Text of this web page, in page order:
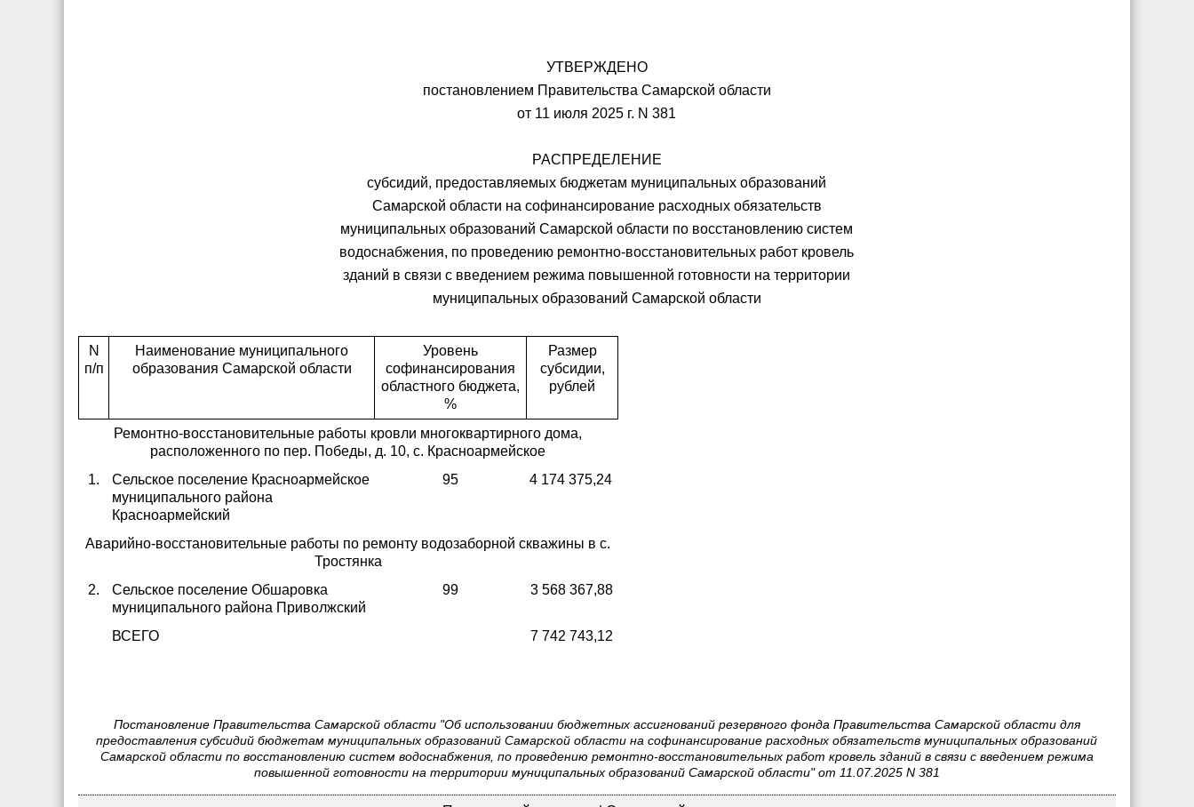
УТВЕРЖДЕНО
постановлением Правительства Самарской области
от 11 июля 2025 г. N 381
РАСПРЕДЕЛЕНИЕ
субсидий, предоставляемых бюджетам муниципальных образований
Самарской области на софинансирование расходных обязательств
муниципальных образований Самарской области по восстановлению систем
водоснабжения, по проведению ремонтно-восстановительных работ кровель
зданий в связи с введением режима повышенной готовности на территории
муниципальных образований Самарской области
N
п/п
Наименование муниципального
образования Самарской области
Уровень
софинансирования
областного бюджета,
%
Размер
субсидии,
рублей
Ремонтно-восстановительные работы кровли многоквартирного дома,
расположенного по пер. Победы, д. 10, с. Красноармейское
1.
Сельское поселение Красноармейское
муниципального района
Красноармейский
95 4 174 375,24
Аварийно-восстановительные работы по ремонту водозаборной скважины в с.
Тростянка
2.
Сельское поселение Обшаровка
муниципального района Приволжский
99 3 568 367,88
ВСЕГО 7 742 743,12
Постановление Правительства Самарской области "Об использовании бюджетных ассигнований резервного фонда Правительства Самарской области для
предоставления субсидий бюджетам муниципальных образований Самарской области на софинансирование расходных обязательств муниципальных образований
Самарской области по восстановлению систем водоснабжения, по проведению ремонтно-восстановительных работ кровель зданий в связи с введением режима
повышенной готовности на территории муниципальных образований Самарской области" от 11.07.2025 N 381